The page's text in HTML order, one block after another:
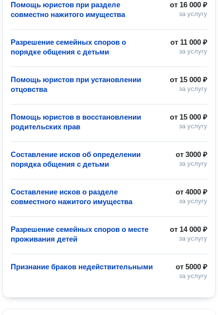
от 16 000 ₽
за услугу
Помощь юристов при разделе
совместно нажитого имущества
от 11 000 ₽
за услугу
Разрешение семейных споров о
порядке общения с детьми
от 15 000 ₽
за услугу
Помощь юристов при установлении
отцовства
от 15 000 ₽
за услугу
Помощь юристов в восстановлении
родительских прав
от 3000 ₽
за услугу
Составление исков об определении
порядка общения с детьми
от 4000 ₽
за услугу
Составление исков о разделе
совместного нажитого имущества
от 14 000 ₽
за услугу
Разрешение семейных споров о месте
проживания детей
от 5000 ₽
за услугу
Признание браков недействительными